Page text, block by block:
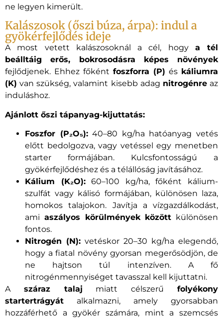
ne legyen kimerült.
Kalászosok (őszi búza, árpa): indul a
gyökérfejlődés ideje
A most vetett kalászosoknál a cél, hogy a tél
beálltáig erős, bokrosodásra képes növények
fejlődjenek. Ehhez főként foszforra (P) és káliumra
(K) van szükség, valamint kisebb adag nitrogénreaz
induláshoz.
Ajánlott őszi tápanyag-kijuttatás:
Foszfor (P₂O₅):40–80 kg/ha hatóanyag vetés
előtt bedolgozva, vagy vetéssel egy menetben
starter formájában. Kulcsfontosságú a
gyökérfejlődéshez és a télállóság javításához.
Kálium (K₂O):60–100 kg/ha, főként kálium-
szulfát vagy kálisó formájában, különösen laza,
homokos talajokon. Javítja a vízgazdálkodást,
ami aszályos körülmények között különösen
fontos.
Nitrogén (N): vetéskor 20–30 kg/ha elegendő,
hogy a fiatal növény gyorsan megerősödjön, de
ne hajtson túl intenzíven. A fő
nitrogénmennyiséget tavasszal kell kijuttatni.
A száraz talaj miatt célszerűfolyékony
startertrágyát alkalmazni, amely gyorsabban
hozzáférhető a gyökér számára, mint a szemcsés